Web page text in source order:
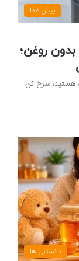
پیش غذا
روغن؛
هستید، سرخ کن
دانستنی ها